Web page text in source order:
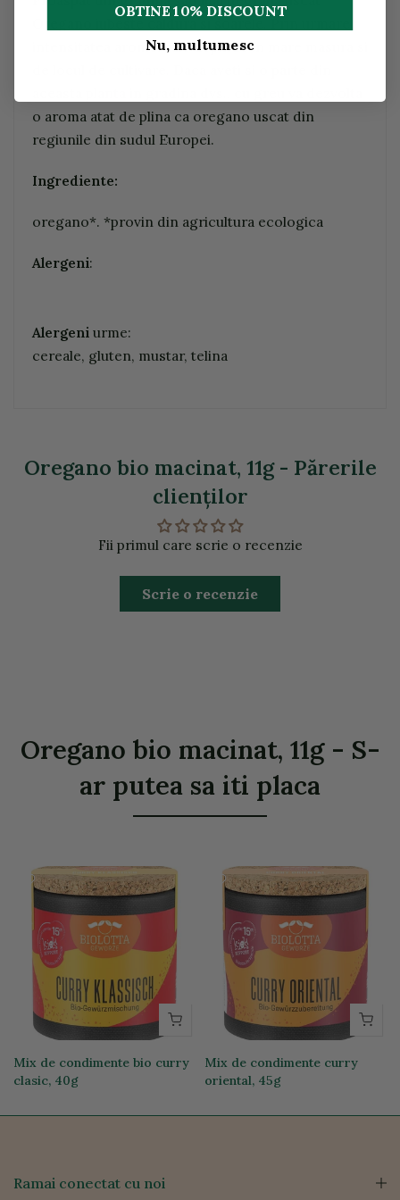
intensitatea aromei sale depinde in mare masura si
o aroma atat de plina ca oregano uscat din
regiunile din sudul Europei.
Ingrediente:
oregano*. *provin din agricultura ecologica
Alergeni:
Alergeni urme:
cereale, gluten, mustar, telina
Oregano bio macinat, 11g - Părerile
clienţilor
Fii primul care scrie o recenzie
Scrie o recenzie
Oregano bio macinat, 11g - S-
ar putea sa iti placa
Mix de condimente bio curry
clasic, 40g
Mix de condimente curry
oriental, 45g
Ramai conectat cu noi
OBTINE 10% DISCOUNT
Nu, multumesc